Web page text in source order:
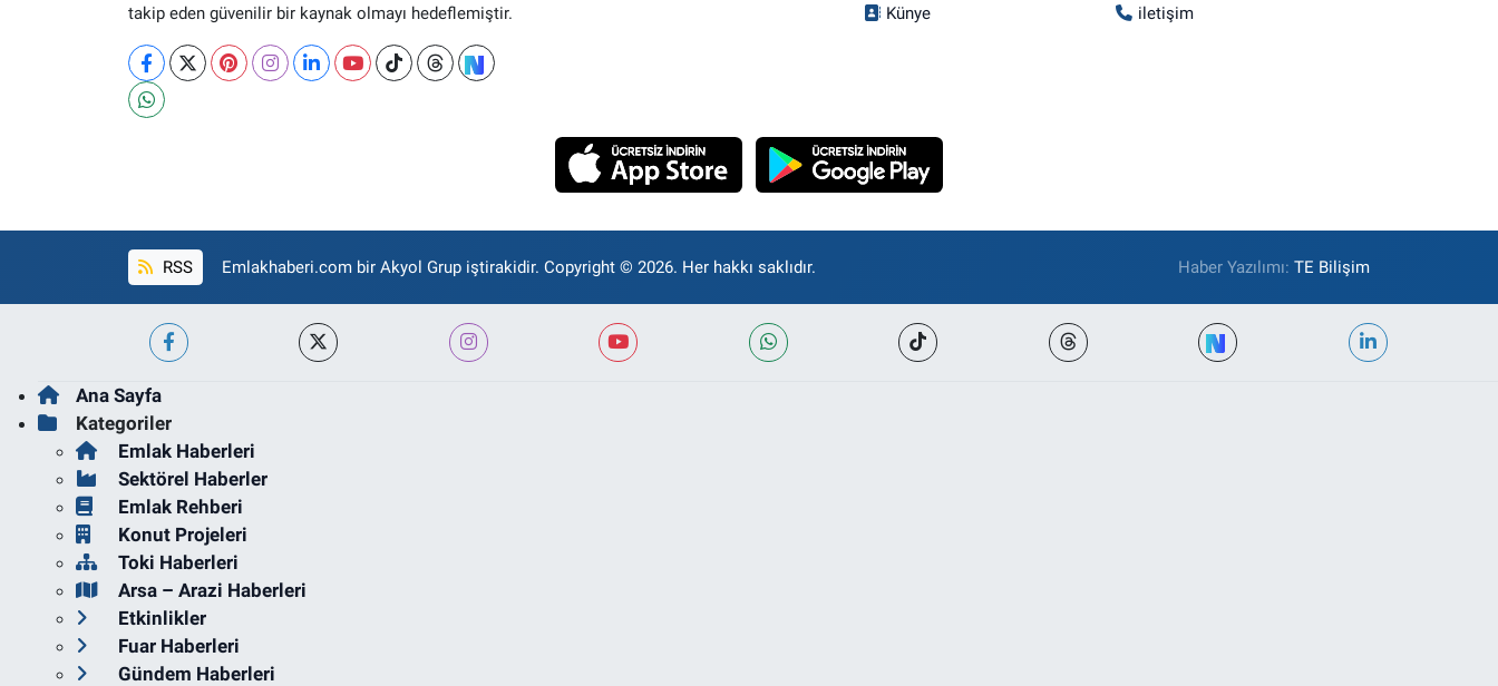
takip eden güvenilir bir kaynak olmayı hedeflemiştir.
Künye
iletişim
RSS Emlakhaberi.com bir Akyol Grup iştirakidir. Copyright © 2026. Her hakkı saklıdır. Haber Yazılımı:TE Bilişim
Ana Sayfa
Kategoriler
Emlak Haberleri
Sektörel Haberler
Emlak Rehberi
Konut Projeleri
Toki Haberleri
Arsa – Arazi Haberleri
Etkinlikler
Fuar Haberleri
Gündem Haberleri